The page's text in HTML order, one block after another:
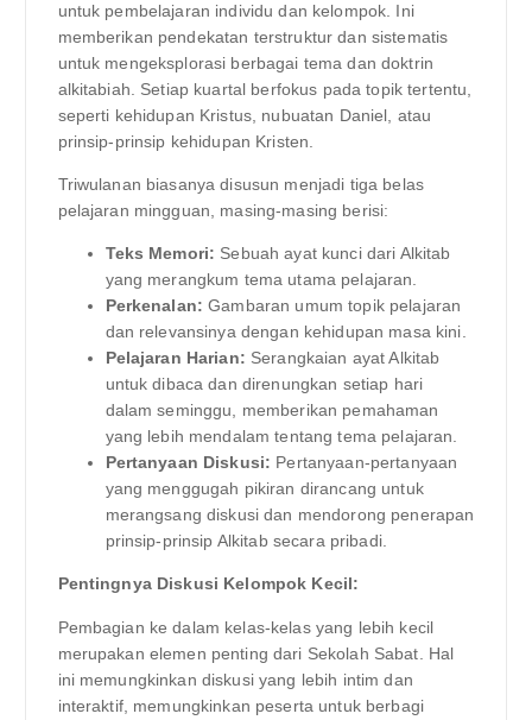
untuk pembelajaran individu dan kelompok. Ini
memberikan pendekatan terstruktur dan sistematis
untuk mengeksplorasi berbagai tema dan doktrin
alkitabiah. Setiap kuartal berfokus pada topik tertentu,
seperti kehidupan Kristus, nubuatan Daniel, atau
prinsip-prinsip kehidupan Kristen.
Triwulanan biasanya disusun menjadi tiga belas
pelajaran mingguan, masing-masing berisi:
Teks Memori: Sebuah ayat kunci dari Alkitab
yang merangkum tema utama pelajaran.
Perkenalan: Gambaran umum topik pelajaran
dan relevansinya dengan kehidupan masa kini.
Pelajaran Harian: Serangkaian ayat Alkitab
untuk dibaca dan direnungkan setiap hari
dalam seminggu, memberikan pemahaman
yang lebih mendalam tentang tema pelajaran.
Pertanyaan Diskusi: Pertanyaan-pertanyaan
yang menggugah pikiran dirancang untuk
merangsang diskusi dan mendorong penerapan
prinsip-prinsip Alkitab secara pribadi.
Pentingnya Diskusi Kelompok Kecil:
Pembagian ke dalam kelas-kelas yang lebih kecil
merupakan elemen penting dari Sekolah Sabat. Hal
ini memungkinkan diskusi yang lebih intim dan
interaktif, memungkinkan peserta untuk berbagi